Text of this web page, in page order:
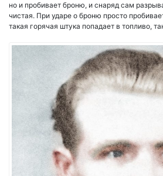
но и пробивает броню, и снаряд сам
чистая. При ударе о броню просто
такая горячая штука попадает в топливо,